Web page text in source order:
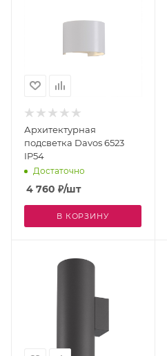
Архитектурная
подсветка Davos 6523
IP54
Достаточно
4 760 ₽/шт
В КОРЗИНУ